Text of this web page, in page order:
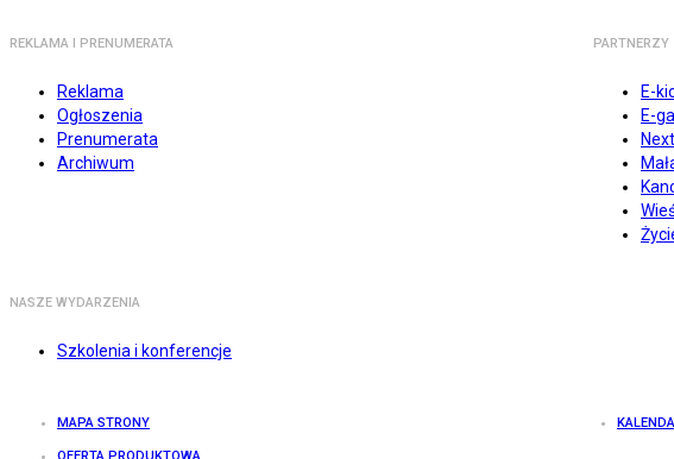
REKLAMA I PRENUMERATA
Reklama
Ogłoszenia
Prenumerata
Archiwum
PARTNERZY
E-
E-
NASZE WYDARZENIA
Szkolenia i konferencje
MAPA STRONY